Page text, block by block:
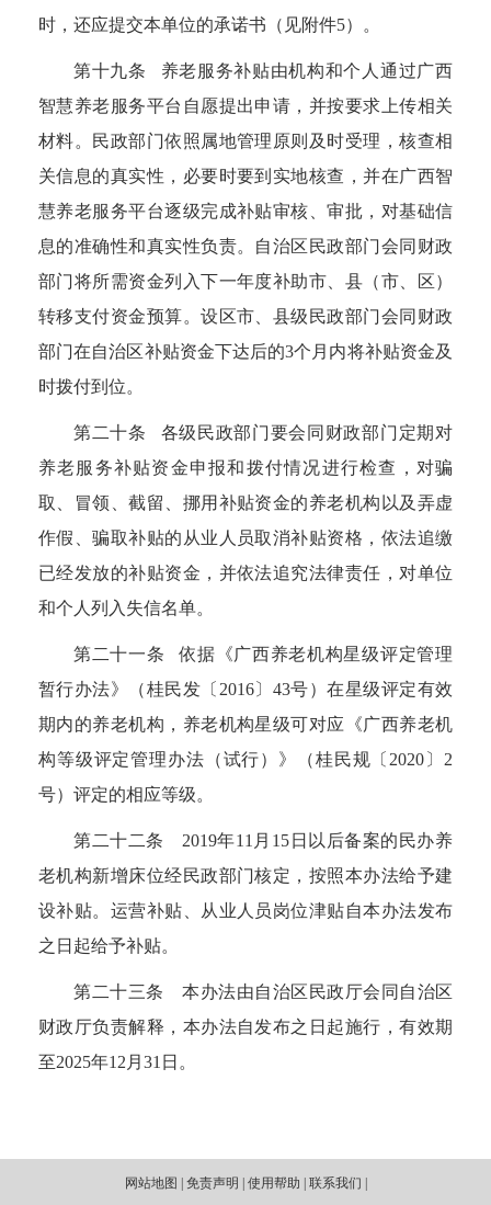
时，还应提交本单位的承诺书（见附件5）。
第十九条 养老服务补贴由机构和个人通过广西
智慧养老服务平台自愿提出申请，并按要求上传相关
材料。民政部门依照属地管理原则及时受理，核查相
关信息的真实性，必要时要到实地核查，并在广西智
慧养老服务平台逐级完成补贴审核、审批，对基础信
息的准确性和真实性负责。自治区民政部门会同财政
部门将所需资金列入下一年度补助市、县（市、区）
转移支付资金预算。设区市、县级民政部门会同财政
部门在自治区补贴资金下达后的3个月内将补贴资金及
时拨付到位。
第二十条 各级民政部门要会同财政部门定期对
养老服务补贴资金申报和拨付情况进行检查，对骗
取、冒领、截留、挪用补贴资金的养老机构以及弄虚
作假、骗取补贴的从业人员取消补贴资格，依法追缴
已经发放的补贴资金，并依法追究法律责任，对单位
和个人列入失信名单。
第二十一条 依据《广西养老机构星级评定管理
暂行办法》（桂民发〔 2016〕 43号）在星级评定有效
期内的养老机构，养老机构星级可对应《广西养老机
构等级评定管理办法（试行）》（桂民规〔 2020 〕 2
号）评定的相应等级。
第二十二条 2019年11 月 15 日以后备案的民办养
老机构新增床位经民政部门核定，按照本办法给予建
设补贴。运营补贴、从业人员岗位津贴自本办法发布
之日起给予补贴。
第二十三条 本办法由自治区民政厅会同自治区
财政厅负责解释，本办法自发布之日起施行，有效期
至2025年12 月 31 日。
网站地图 | 免责声明 | 使用帮助 | 联系我们 |